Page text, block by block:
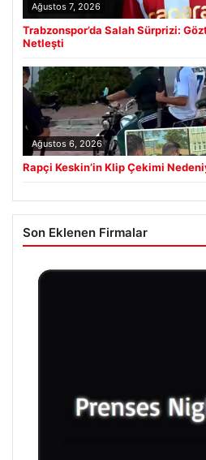
Ağustos 7, 2026
Trabzonspor’da Salah Sürprizi:
Netleşti
Ağustos 6, 2026
Rapçi Keskin’in Klip Çekimi
Son Eklenen Firmalar